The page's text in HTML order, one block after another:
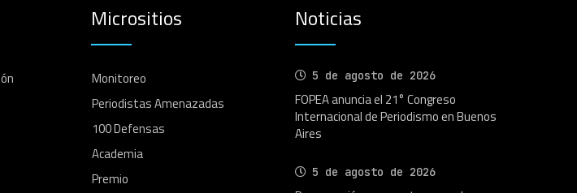
Micrositios
Monitoreo
Periodistas Amenazadas
100 Defensas
Academia
Premio
Noticias
5 de agosto de 2026
FOPEA anuncia el 21° Congreso
Internacional de Periodismo en Buenos
Aires
5 de agosto de 2026